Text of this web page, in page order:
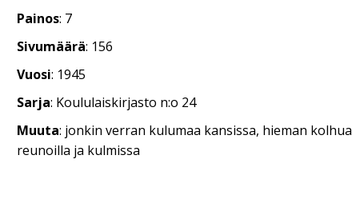
Painos: 7
Sivumäärä: 156
Vuosi: 1945
Sarja: Koululaiskirjasto n:o 24
Muuta: jonkin verran kulumaa kansissa, hieman kolhua
reunoilla ja kulmissa